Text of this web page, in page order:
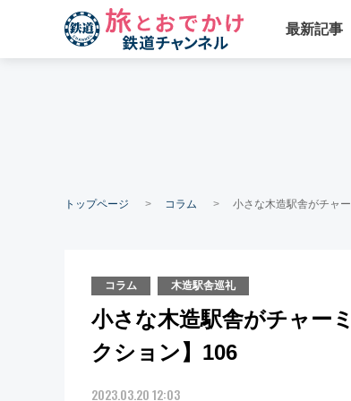
最新記事
トップページ コラム 小さな木造駅舎がチャ
コラム 木造駅舎巡礼
小さな木造駅舎がチャ
クション】106
2023.03.20 12:03